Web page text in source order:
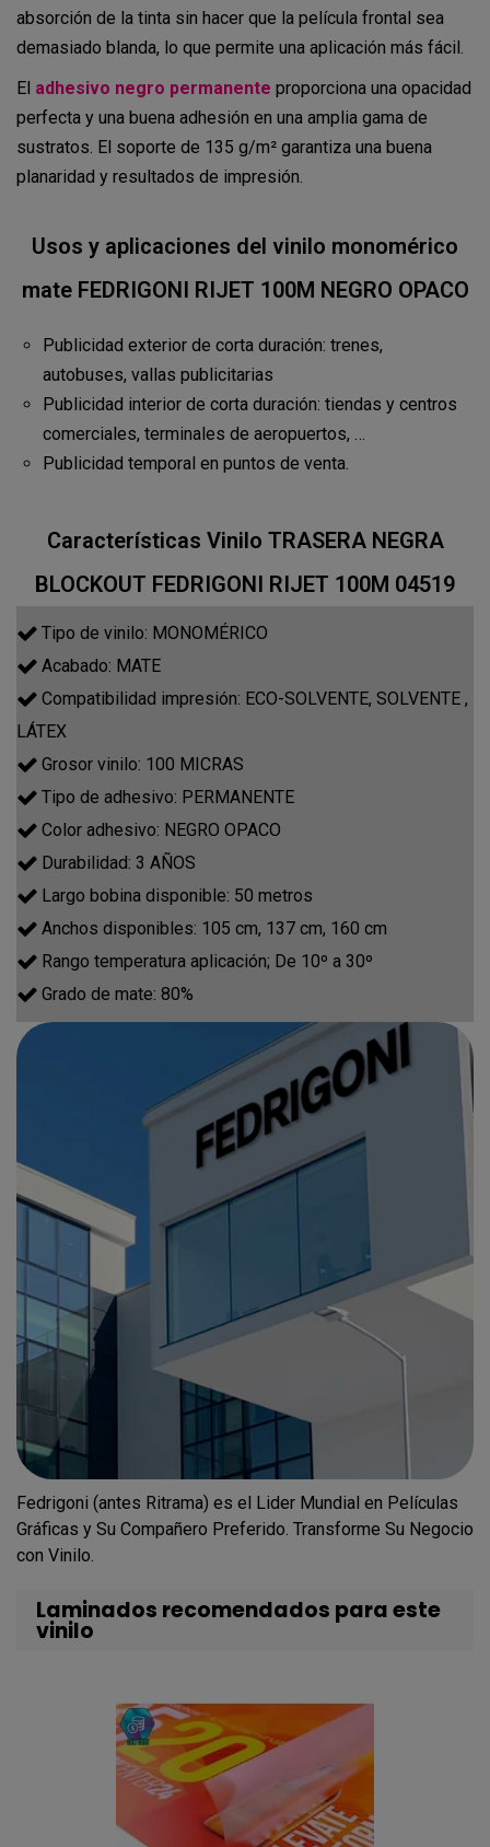
absorción de la tinta sin hacer que la película frontal sea
demasiado blanda, lo que permite una aplicación más fácil.
El adhesivo negro permanente proporciona una opacidad
perfecta y una buena adhesión en una amplia gama de
sustratos. El soporte de 135 g/m² garantiza una buena
planaridad y resultados de impresión.
Usos y aplicaciones del vinilo monomérico
mate FEDRIGONI RIJET 100M NEGRO OPACO
Publicidad exterior de corta duración: trenes,
autobuses, vallas publicitarias
Publicidad interior de corta duración: tiendas y centros
comerciales, terminales de aeropuertos, …
Publicidad temporal en puntos de venta.
Características Vinilo TRASERA NEGRA
BLOCKOUT FEDRIGONI RIJET 100M 04519
Tipo de vinilo: MONOMÉRICO
Acabado: MATE
Compatibilidad impresión: ECO-SOLVENTE, SOLVENTE ,
LÁTEX
Grosor vinilo: 100 MICRAS
Tipo de adhesivo: PERMANENTE
Color adhesivo: NEGRO OPACO
Durabilidad: 3 AÑOS
Largo bobina disponible: 50 metros
Anchos disponibles: 105 cm, 137 cm, 160 cm
Rango temperatura aplicación; De 10º a 30º
Grado de mate: 80%
Fedrigoni (antes Ritrama) es el Lider Mundial en Películas
Gráficas y Su Compañero Preferido. Transforme Su Negocio
con Vinilo.
Laminados recomendados para este
vinilo